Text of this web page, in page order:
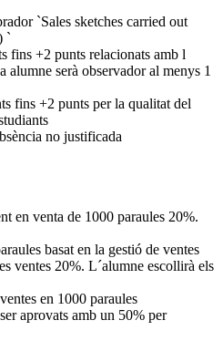
`Sales sketches carried out
`
fins +2 punts relacionats amb l
alumne serà observador al menys 1
fins +2 punts per la qualitat del
no justificada
en venta de 1000 paraules 20%.
basat en la gestió de ventes
ventes 20%. L´alumne escollirà els
en 1000 paraules
aprovats amb un 50% per